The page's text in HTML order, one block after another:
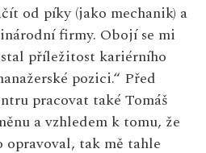
od píky (jako mechanik) a
firmy. Obojí se mi
příležitost kariérního
pozici.“ Před
pracovat také Tomáš
a vzhledem k tomu, že
opravoval, tak mě tahle